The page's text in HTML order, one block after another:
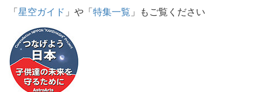
「星空ガイド 」や「特集一覧 」もご覧ください